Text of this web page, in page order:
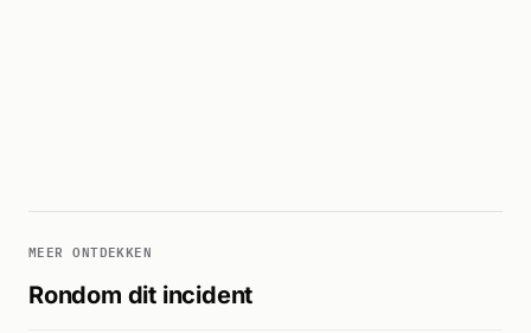
MEER ONTDEKKEN
Rondom dit incident